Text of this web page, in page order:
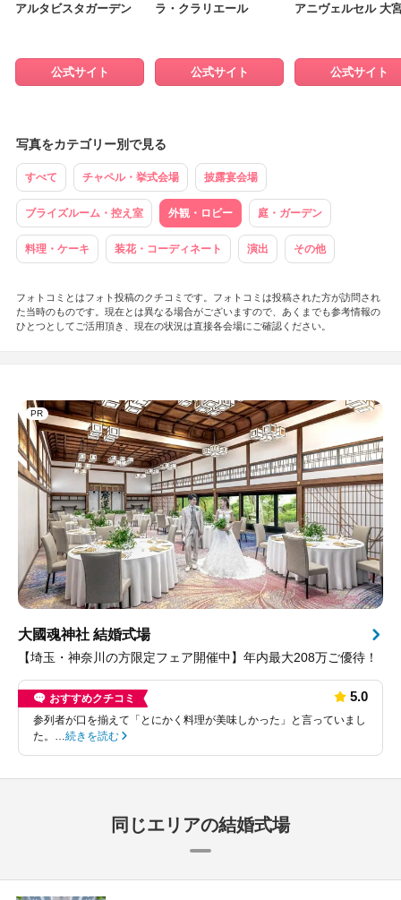
アルタビスタガーデン
公式サイト
ラ・クラリエール
公式サイト
アニヴェルセル 大
公式サイト
写真をカテゴリー別で見る
すべて チャペル・挙式会場 披露宴会場
ブライズルーム・控え室 外観・ロビー 庭・ガーデン
料理・ケーキ 装花・コーディネート 演出 その他
フォトコミとはフォト投稿のクチコミです。フォトコミは投稿された方が訪問され
た当時のものです。現在とは異なる場合がございますので、あくまでも参考情報の
ひとつとしてご活用頂き、現在の状況は直接各会場にご確認ください。
PR
大國魂神社 結婚式場
【埼玉・神奈川の方限定フェア開催中】年内最大208万ご優待！
おすすめクチコミ 5.0
参列者が口を揃えて「とにかく料理が美味しかった」と言っていまし
た。…続きを読む
同じエリアの結婚式場